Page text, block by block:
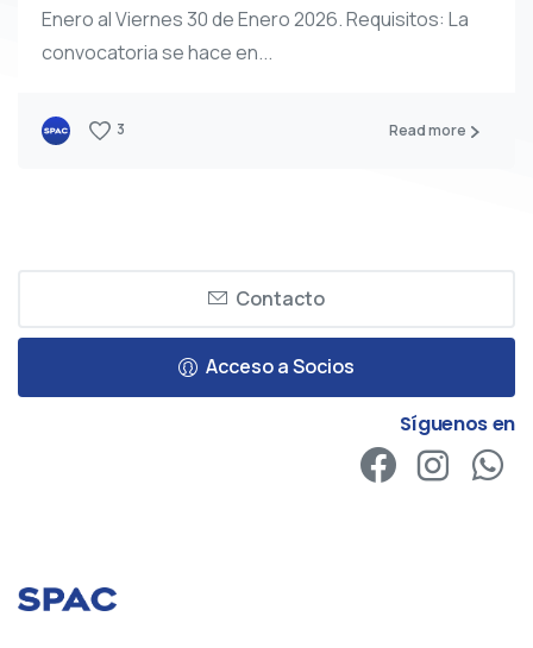
Enero al Viernes 30 de Enero 2026. Requisitos: La
convocatoria se hace en...
3 Read more
Contacto
Acceso a Socios
Síguenos en